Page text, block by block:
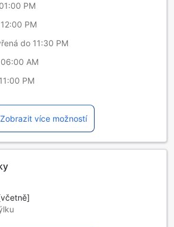
01:00 PM
12:00 PM
do 11:30 PM
06:00 AM
11:00 PM
Zobrazit více možností